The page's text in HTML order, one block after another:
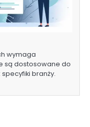
wymaga
są dostosowane do
branży.